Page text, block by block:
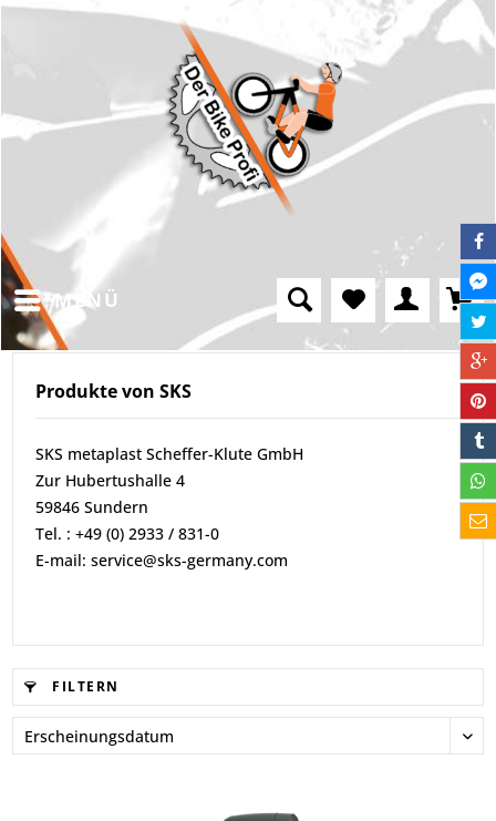
MENÜ
Produkte von SKS
SKS metaplast Scheffer-Klute GmbH
Zur Hubertushalle 4
59846 Sundern
Tel. : +49 (0) 2933 / 831-0
E-mail: service@sks-germany.com
FILTERN